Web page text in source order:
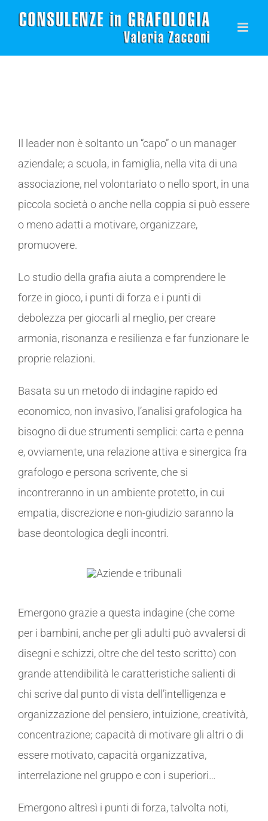
Salta
Il leader non è soltanto un “capo” o un manager
aziendale; a scuola, in famiglia, nella vita di una
associazione, nel volontariato o nello sport, in una
piccola società o anche nella coppia si può essere
o meno adatti a motivare, organizzare,
promuovere.
Lo studio della grafia aiuta a comprendere le
forze in gioco, i punti di forza e i punti di
debolezza per giocarli al meglio, per creare
armonia, risonanza e resilienza e far funzionare le
proprie relazioni.
Basata su un metodo di indagine rapido ed
economico, non invasivo, l’analisi grafologica ha
bisogno di due strumenti semplici: carta e penna
e, ovviamente, una relazione attiva e sinergica fra
grafologo e persona scrivente, che si
incontreranno in un ambiente protetto, in cui
empatia, discrezione e non-giudizio saranno la
base deontologica degli incontri.
Emergono grazie a questa indagine (che come
per i bambini, anche per gli adulti può avvalersi di
disegni e schizzi, oltre che del testo scritto) con
grande attendibilità le caratteristiche salienti di
chi scrive dal punto di vista dell’intelligenza e
organizzazione del pensiero, intuizione, creatività,
concentrazione; capacità di motivare gli altri o di
essere motivato, capacità organizzativa,
interrelazione nel gruppo e con i superiori…
Emergono altresì i punti di forza, talvolta noti,